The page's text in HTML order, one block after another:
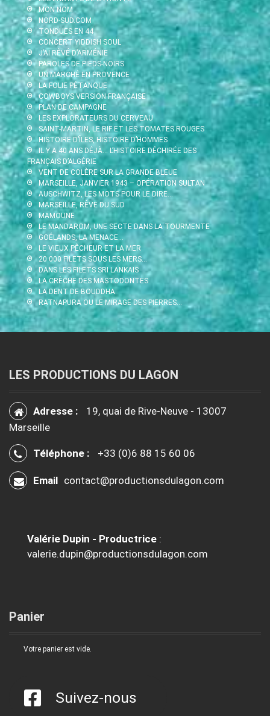
MON NOM
NORD-SUD.COM
TONDUES EN 44
CONCERT YIDDISH SOUL
J’AI RÊVÉ D’ARMÉNIE
PAROLES DE PIEDS-NOIRS
UN MARCHÉ EN PROVENCE
LA FOLIE PÉTANQUE
COWBOYS VERSION FRANÇAISE
PLAN DE CAMPAGNE
LES EXPLORATEURS DU CERVEAU
SAINT-MARTIN, LE RIF ET LES TOMATES ROUGES
HISTOIRE D’ÎLES, HISTOIRE D’HOMMES
IL Y A 40 ANS DÉJÀ… L’HISTOIRE DÉCHIRÉE DES
FRANÇAIS D’ALGÉRIE
VENT DE COLÈRE SUR LA GRANDE BLEUE
MARSEILLE, JANVIER 1943 – OPÉRATION SULTAN
AUSCHWITZ, LES MOTS POUR LE DIRE…
MARSEILLE, RÊVE DU SUD
MAMOUNE
LE MANDAROM, UNE SECTE DANS LA TOURMENTE
GOÉLANDS, LA MENACE…
LE VIEUX PÊCHEUR ET LA MER
20 000 FILETS SOUS LES MERS…
DANS LES FILETS SRI LANKAIS
LA CRÈCHE DES MASTODONTES
LA DENT DE BOUDDHA
RATNAPURA OU LE MIRAGE DES PIERRES…
LES PRODUCTIONS DU LAGON
Adresse :
19, quai de Rive-Neuve - 13007
Marseille
Téléphone : +33 (0)6 88 15 60 06
Email contact@productionsdulagon.com
Valérie Dupin - Productrice :
valerie.dupin@productionsdulagon.com
Panier
Votre panier est vide.
Suivez-nous